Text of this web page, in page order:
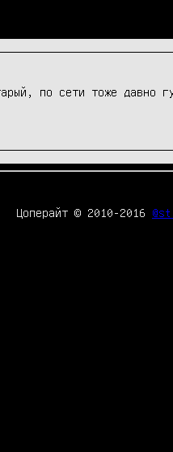
по сети тоже давно
Цоперайт © 2010-2016